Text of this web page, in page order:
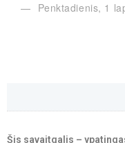
Penktadienis, 1
Šis savaitgalis –